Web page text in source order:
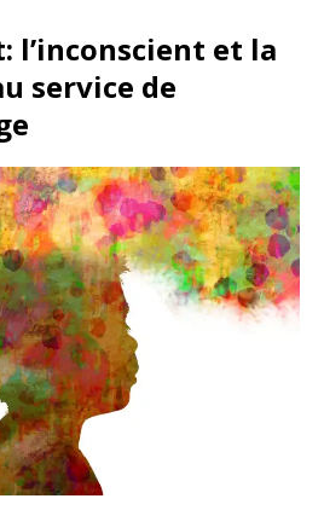
l’inconscient et la
service de